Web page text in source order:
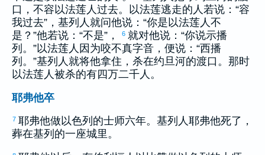
口，不容以法莲人过去。 以法莲逃走的人若说：“容
我过去”， 基列 人就问他说：“你是以法莲人不
是？”他若说：“不是”，
6 就对他说：“你说示播
列 。”以法莲人因为咬不真字音，便说：“西播
列 。”基列 人就将他拿住，杀在约旦河的渡口。那时
以法莲人被杀的有四万二千人。
耶弗他卒
7 耶弗他做以色列 的士师六年。 基列 人耶弗他死了，
葬在基列 的一座城里。